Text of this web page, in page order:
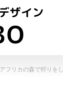
フリカの森で狩りを